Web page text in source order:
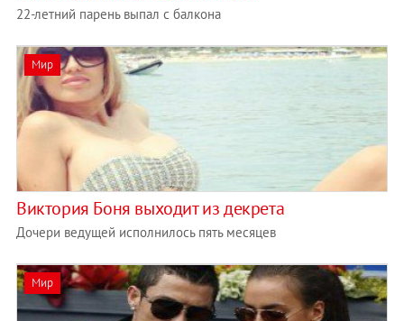
22-летний парень выпал с балкона
Мир
Виктория Боня выходит из декрета
Дочери ведущей исполнилось пять месяцев
Мир